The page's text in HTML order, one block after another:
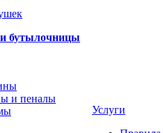
бутылочницы
и пеналы
Услуги